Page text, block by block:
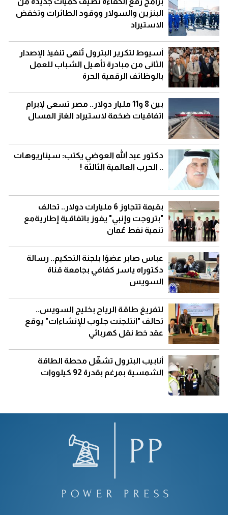
البنزين والسولار ووقود الطائرات وتخفض
الاستيراد
أسيوط لتكرير البترول تُنهى تنفيذ الإصدار
الثانى من مبادرة تأهيل الشباب للعمل
بالوظائف الرقمية الحرة
بين 8 و11 مليار دولار.. مصر تسعى لإبرام
اتفاقيات ضخمة لاستيراد الغاز المسال
دكتور عبد الله العوضي يكتب: سيناريوهات
.. الحرب العالمية الثالثة !
بقيمة تتجاوز 6 مليارات دولار.. تحالف
"بتروجت وإنبي" يفوز باتفاقية إطاريةمع
تنمية نفط عُمان
عباس صابر عضوًا بلجنة التحكيم.. رسالة
دكتوراه ياسر كفافي بجامعة قناة
السويس
لتفريغ طاقة الرياح بخليج السويس..
تحالف "انتلجنت جلوب للإنشاءات" يوقع
عقد خط نقل كهربائي
أنابيب البترول تشغّل محطة الطاقة
الشمسية بمرغم بقدرة 92 كيلووات